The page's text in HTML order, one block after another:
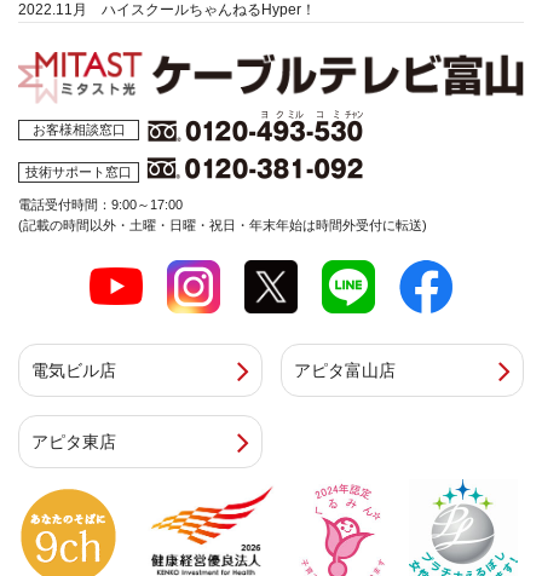
2022.11月 ハイスクールちゃんねるHyper！
お客様相談窓口
技術サポート窓口
電話受付時間：9:00～17:00
(記載の時間以外・土曜・日曜・祝日・年末年始は時間外受付に転送)
電気ビル店 アピタ富山店
アピタ東店